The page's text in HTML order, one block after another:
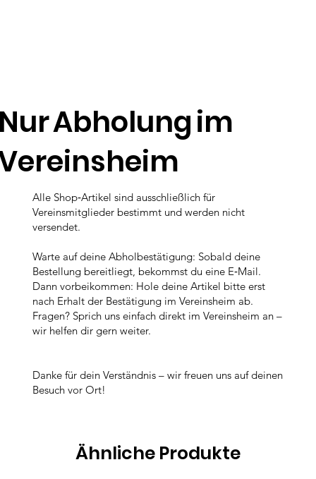
Abholung im
Alle Shop‑Artikel sind ausschließlich für
Vereinsmitglieder bestimmt und werden nicht
versendet.
Warte auf deine Abholbestätigung: Sobald deine
Bestellung bereitliegt, bekommst du eine E‑Mail.
Dann vorbeikommen: Hole deine Artikel bitte erst
nach Erhalt der Bestätigung im Vereinsheim ab.
Fragen? Sprich uns einfach direkt im Vereinsheim an –
wir helfen dir gern weiter.
Danke für dein Verständnis – wir freuen uns auf deinen
Besuch vor Ort!
Ähnliche Produkte